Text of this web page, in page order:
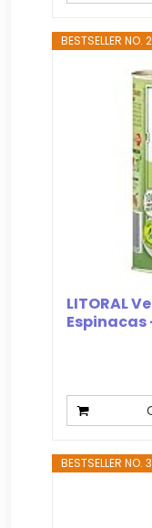
BESTSELLER NO. 2
LITORAL
Espinacas
BESTSELLER NO. 3